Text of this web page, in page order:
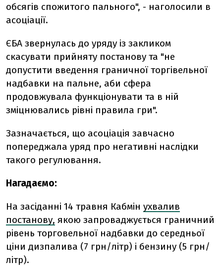
обсягів спожитого пального", - наголосили в
асоціації.
ЄБА звернулась до уряду із закликом
скасувати прийняту постанову та "не
допустити введення граничної торгівельної
надбавки на пальне, аби сфера
продовжувала функціонувати та в ній
зміцнювались рівні правила гри".
Зазначається, що асоціація завчасно
попереджала уряд про негативні наслідки
такого регулювання.
Нагадаємо:
На засіданні 14 травня Кабмін ухвалив
постанову, якою запроваджується граничний
рівень торговельної надбавки до середньої
ціни дизпалива (7 грн/літр) і бензину (5 грн/
літр).